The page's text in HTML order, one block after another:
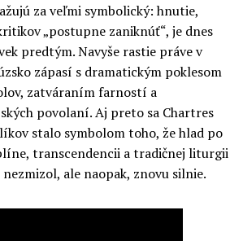
za veľmi symbolický: hnutie,
„postupne zaniknúť“, je dnes
predtým. Navyše rastie práve v
zápasí s dramatickým poklesom
zatváraním farností a
povolaní. Aj preto sa Chartres
stalo symbolom toho, že hlad po
transcendencii a tradičnej liturgii
ale naopak, znovu silnie.